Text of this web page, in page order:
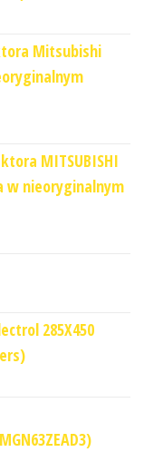
Mitsubishi
MITSUBISHI
w nieoryginalnym
285X450